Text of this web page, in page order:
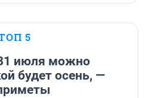
5
июля можно
будет осень, —